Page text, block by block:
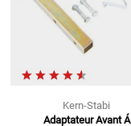
Kern-Stabi
Adaptateur Avant Á